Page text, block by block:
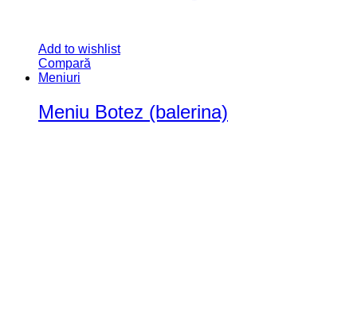
Add to wishlist
Compară
Meniuri
Meniu Botez (balerina)